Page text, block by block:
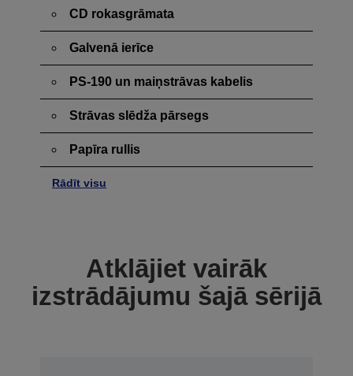
CD rokasgrāmata
Galvenā ierīce
PS-190 un maiņstrāvas kabelis
Strāvas slēdža pārsegs
Papīra rullis
Rādīt visu
Atklājiet vairāk
izstrādājumu šajā sērijā